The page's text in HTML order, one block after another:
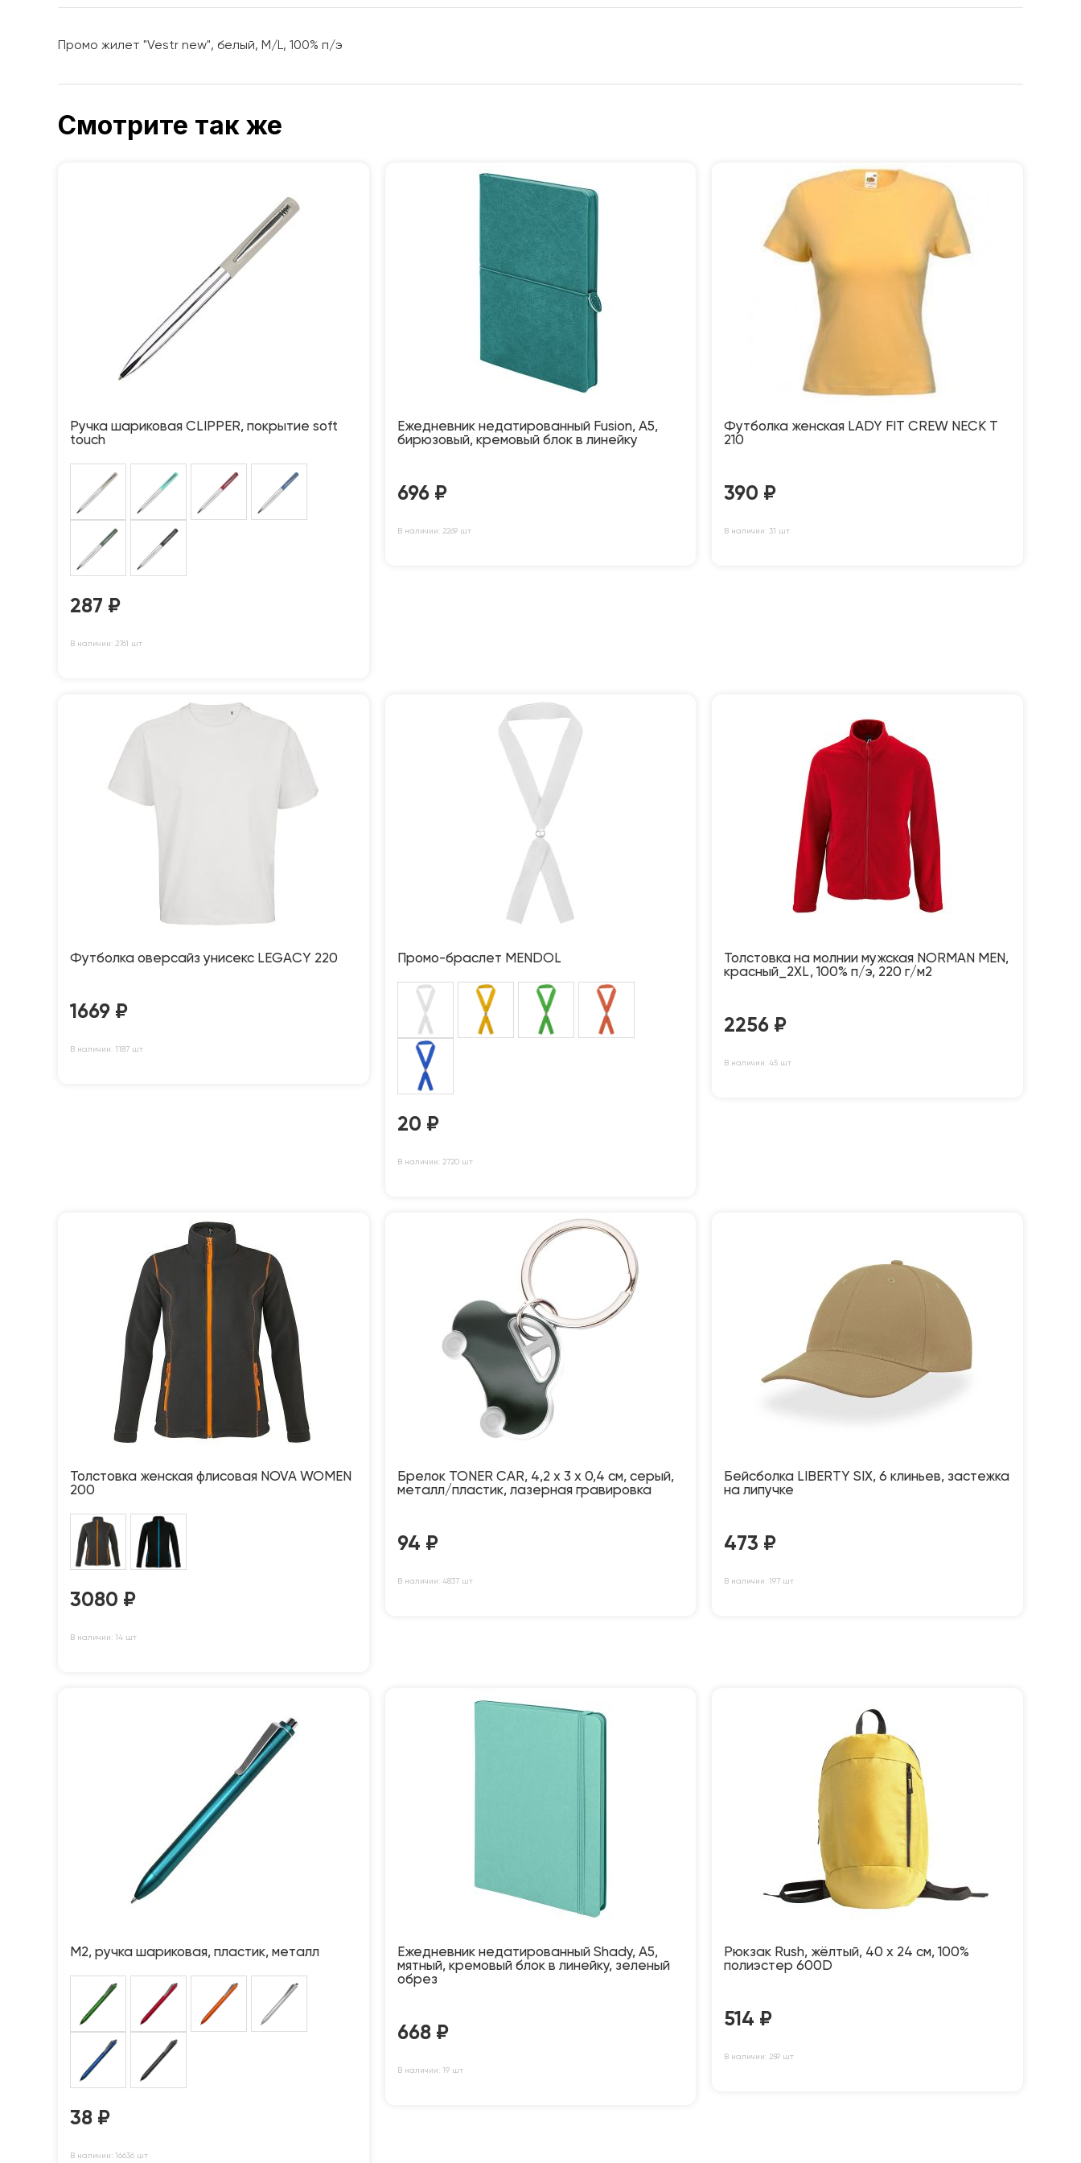
Промо жилет "Vestr new", белый, M/L, 100% п/э
Смотрите так же
Ручка шариковая CLIPPER, покрытие soft
touch
287 ₽
В наличии: 2761 шт
Ежедневник недатированный Fusion, А5,
бирюзовый, кремовый блок в линейку
696 ₽
В наличии: 2269 шт
Футболка женская LADY FIT CREW NECK T
210
390 ₽
В наличии: 31 шт
Футболка оверсайз унисекс LEGACY 220
1669 ₽
В наличии: 1187 шт
Промо-браслет MENDOL
20 ₽
В наличии: 2720 шт
Толстовка на молнии мужская NORMAN MEN,
красный_2XL, 100% п/э, 220 г/м2
2256 ₽
В наличии: 45 шт
Толстовка женская флисовая NOVA WOMEN
200
3080 ₽
В наличии: 14 шт
Брелок TONER CAR, 4,2 x 3 x 0,4 см, серый,
металл/пластик, лазерная гравировка
94 ₽
В наличии: 4837 шт
Бейсболка LIBERTY SIX, 6 клиньев, застежка
на липучке
473 ₽
В наличии: 197 шт
M2, ручка шариковая, пластик, металл
38 ₽
В наличии: 16636 шт
Ежедневник недатированный Shady, А5,
мятный, кремовый блок в линейку, зеленый
обрез
668 ₽
В наличии: 19 шт
Рюкзак Rush, жёлтый, 40 x 24 см, 100%
полиэстер 600D
514 ₽
В наличии: 259 шт